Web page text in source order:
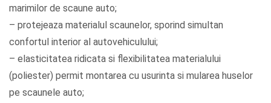
marimilor de scaune auto;
– protejeaza materialul scaunelor, sporind simultan
confortul interior al autovehiculului;
– elasticitatea ridicata si flexibilitatea materialului
(poliester) permit montarea cu usurinta si mularea huselor
pe scaunele auto;